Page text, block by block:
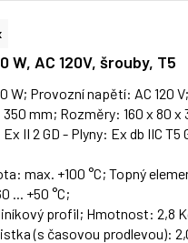
W, AC 120V, šrouby, T5
W; Provozní napětí: AC 120
mm; Rozměry: 160 x 80 x
II 2 GD - Plyny: Ex db IIC
max. +100 °C; Topný
... +50 °C;
profil; Hmotnost: 2,8
(s časovou prodlevou):